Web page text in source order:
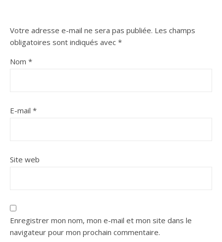
Votre adresse e-mail ne sera pas publiée. Les champs
obligatoires sont indiqués avec *
Nom *
E-mail *
Site web
Enregistrer mon nom, mon e-mail et mon site dans le
navigateur pour mon prochain commentaire.